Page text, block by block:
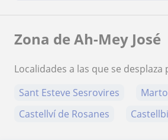
Zona de Ah-Mey José
Localidades a las que se desplaza
Sant Esteve Sesrovires
Castellví de Rosanes